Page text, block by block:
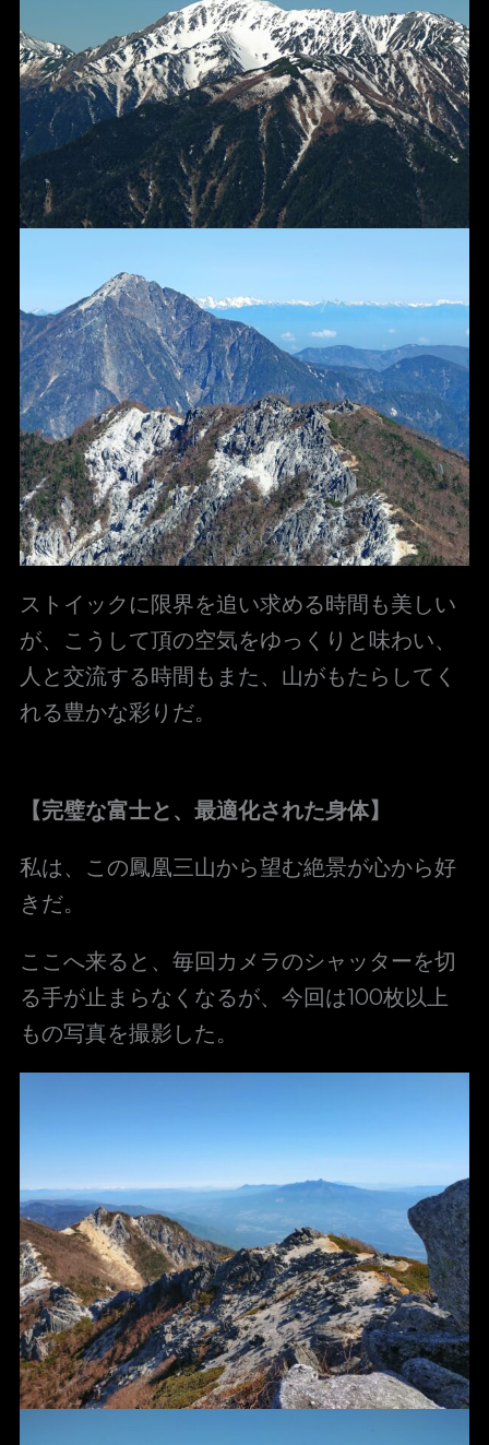
ストイックに限界を追い求める時間も美しい
が、こうして頂の空気をゆっくりと味わい、
人と交流する時間もまた、山がもたらしてく
れる豊かな彩りだ。
【完璧な富士と、最適化された身体】
私は、この鳳凰三山から望む絶景が心から好
きだ。
ここへ来ると、毎回カメラのシャッターを切
る手が止まらなくなるが、今回は100枚以上
もの写真を撮影した。